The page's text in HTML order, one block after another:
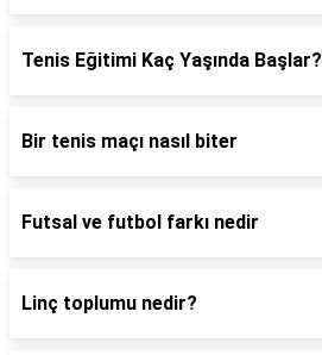
Tenis Eğitimi Kaç Yaşında Başlar?
Bir tenis maçı nasıl biter
Futsal ve futbol farkı nedir
Linç toplumu nedir?